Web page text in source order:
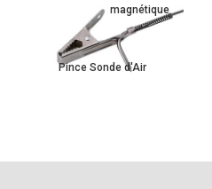
magnétique
Pince Sonde d'Air